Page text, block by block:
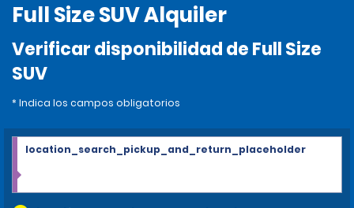
Full Size SUV Alquiler
Verificar disponibilidad de Full Size
SUV
* Indica los campos obligatorios
location_search_pickup_and_return_placeholder